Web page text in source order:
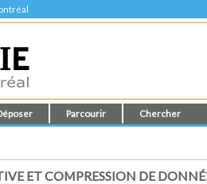
Parcourir Chercher
ET COMPRESSION DE